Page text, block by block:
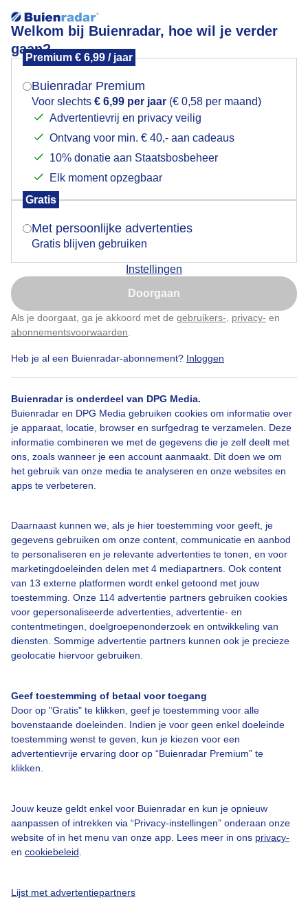
Welkom bij Buienradar, hoe wil je verder
gaan?
Premium € 6,99 / jaar
Buienradar Premium
Voor slechts € 6,99 per jaar (€ 0,58 per maand)
Advertentievrij en privacy veilig
Ontvang voor min. € 40,- aan cadeaus
10% donatie aan Staatsbosbeheer
Elk moment opzegbaar
Gratis
Met persoonlijke advertenties
Gratis blijven gebruiken
Instellingen
Doorgaan
Als je doorgaat, ga je akkoord met de gebruikers- privacy- en
abonnementsvoorwaarden
Heb je al een Buienradar-abonnement? Inloggen
Buienradar is onderdeel van DPG Media.
Buienradar en DPG Media gebruiken cookies om informatie over
je apparaat, locatie, browser en surfgedrag te verzamelen. Deze
informatie combineren we met de gegevens die je zelf deelt met
ons, zoals wanneer je een account aanmaakt. Dit doen we om
het gebruik van onze media te analyseren en onze websites en
apps te verbeteren.
Daarnaast kunnen we, als je hier toestemming voor geeft, je
gegevens gebruiken om onze content, communicatie en aanbod
te personaliseren en je relevante advertenties te tonen, en voor
marketingdoeleinden delen met 4 mediapartners. Ook content
van 13 externe platformen wordt enkel getoond met jouw
toestemming. Onze 114 advertentie partners gebruiken cookies
voor gepersonaliseerde advertenties, advertentie- en
contentmetingen, doelgroepenonderzoek en ontwikkeling van
diensten. Sommige advertentie partners kunnen ook je precieze
geolocatie hiervoor gebruiken.
Geef toestemming of betaal voor toegang
Door op "Gratis" te klikken, geef je toestemming voor alle
bovenstaande doeleinden. Indien je voor geen enkel doeleinde
toestemming wenst te geven, kun je kiezen voor een
advertentievrije ervaring door op “Buienradar Premium” te
klikken.
Jouw keuze geldt enkel voor Buienradar en kun je opnieuw
aanpassen of intrekken via “Privacy-instellingen” onderaan onze
website of in het menu van onze app. Lees meer in ons privacy-
en cookiebeleid
Lijst met advertentiepartners
Bedankt voor alle jaren Reinier
Bedankt Reinier
Door: Joyce Derksen Gemaakt: 28-06-2024, 89x bekeken
Bekijk slideshow
Een moment geduld aub...
Over Buienradar
Veelgestelde vragen
Contact
Toegankelijkheid
Buienradar Team
Privacy beleid
Privacy instellingen
Mogen we je locatie gebruiken voor het
Indien je hier nog geen akkoord op hebt gegeven,
verschijnt er zo een pop-up uit je browser waarin
Is goed, toon de popup
Nu niet, misschien later
Klik hierom dit aan te passen